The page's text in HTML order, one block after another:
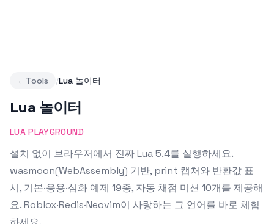
← Tools /Lua 놀이터
Lua 놀이터
LUA PLAYGROUND
설치 없이 브라우저에서 진짜 Lua 5.4를 실행하세요.
wasmoon(WebAssembly) 기반, print 캡처와 반환값 표
시, 기본·응용·심화 예제 19종, 자동 채점 미션 10개를 제공해
요. Roblox·Redis·Neovim이 사랑하는 그 언어를 바로 체험